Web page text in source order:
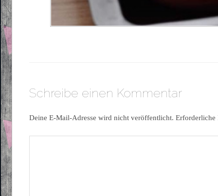
Schreibe einen Kommentar
Deine E-Mail-Adresse wird nicht veröffentlicht.